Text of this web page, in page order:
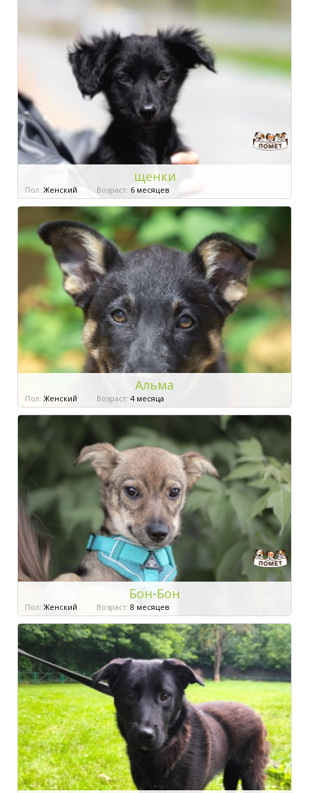
щенки
Пол: Женский Возраст: 6 месяцев
Альма
Пол: Женский Возраст: 4 месяца
Бон-Бон
Пол: Женский Возраст: 8 месяцев